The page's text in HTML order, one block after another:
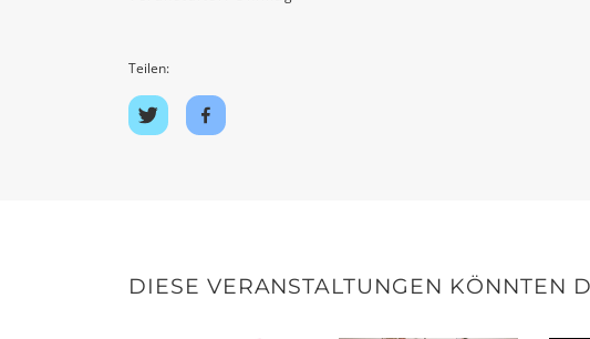
Teilen:
Auf
Twitter
Auf
Facebook
DIESE VERANSTALTUNGEN KÖNNTEN